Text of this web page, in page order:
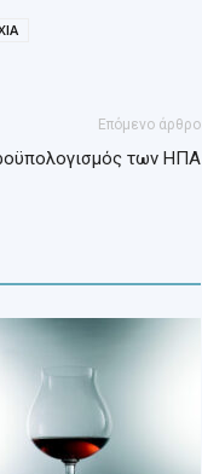
Επόμενο άρθρο
των ΗΠΑ